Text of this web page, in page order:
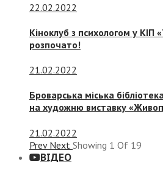
22.02.2022
Кіноклуб з психологом у КІП
розпочато!
21.02.2022
Броварська міська
на художню виставку
21.02.2022
Prev Next Showing 1 Of 19
ВІДЕО